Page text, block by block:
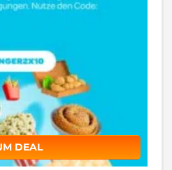
DEAL